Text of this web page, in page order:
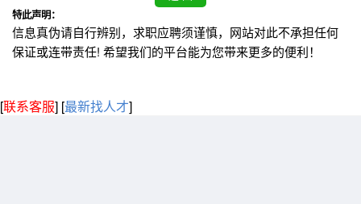
特此声明：
信息真伪请自行辨别，求职应聘须谨慎，网站对此不承担任何
保证或连带责任! 希望我们的平台能为您带来更多的便利！
[联系客服] [最新找人才]